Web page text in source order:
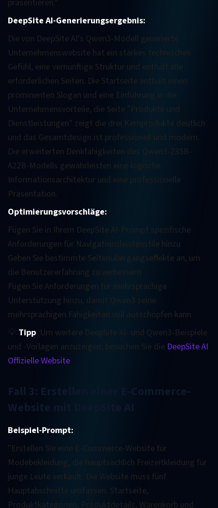
präsentieren."
DeepSite AI-Generierungsergebnis:
Die von DeepSite AI's Qwen3-Modell generierte
Unternehmenswebsite hat ein starkes technisches
Gefühl, eine vernünftige Struktur und enthält alle
erforderlichen Seiten. Die Startseite enthält einen
prominenten Slogan und eine Einführung in die
Unternehmensvorteile, die Seite "Produkte und
Dienstleistungen" zeigt die drei Kernprodukte deutlich
und das Gesamtdesign ist professionell und modern.
Die erweiterten Denkfähigkeiten des Qwen3-235B-
A22B-Modells gewährleisten eine logische
Informationsarchitektur und eine professionelle
Präsentation.
Optimierungsvorschläge:
Fügen Sie in Ihrem DeepSite AI-Prompt spezifische
Anforderungen für Navigationsleistenstile hinzu
Geben Sie bestimmte Seitenübergangseffekte an, um
die Benutzererfahrung zu verbessern
Fügen Sie Anforderungen für mehrsprachige
Unterstützung hinzu, damit Qwen3 seine
mehrsprachigen Fähigkeiten voll ausschöpfen kann
💡 Tipp: Um weitere DeepSite AI- und Qwen3-Beispiele
und -Vorlagen anzuzeigen, besuchen Sie die DeepSite AI
Offizielle Website
Fall 3: Erstellen einer E-Commerce-
Website mit DeepSite AI
Beispiel-Prompt:
"Erstellen Sie eine E-Commerce-Website für
Modebekleidung, die hauptsächlich Freizeitkleidung für
junge Leute verkauft. Die Website muss fünf
Hauptabschnitte umfassen: Startseite,
Produktkategorien, Produktdetails, Warenkorb und